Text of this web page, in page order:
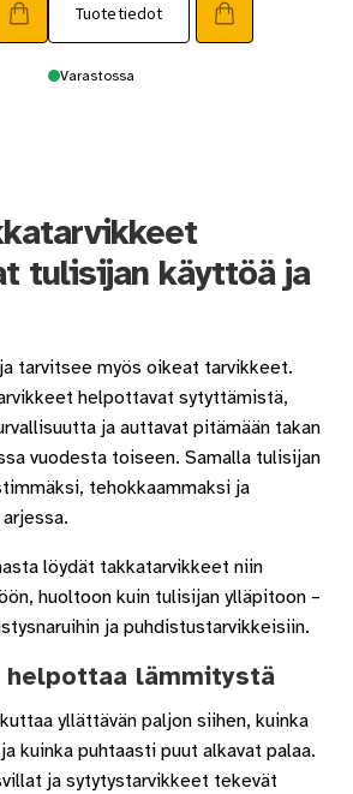
Tuotetiedot
Varastossa
tulisijan käyttöä ja
tarvitsee myös oikeat tarvikkeet.
helpottavat sytyttämistä,
ja auttavat pitämään takan
vuodesta toiseen. Samalla tulisijan
tehokkaammaksi ja
löydät takkatarvikkeet niin
huoltoon kuin tulisijan ylläpitoon –
ja puhdistustarvikkeisiin.
helpottaa lämmitystä
yllättävän paljon siihen, kuinka
kuinka puhtaasti puut alkavat palaa.
ja sytytystarvikkeet tekevät